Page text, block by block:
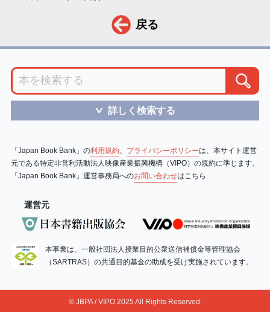
戻る
＞ 詳しく検索する
「Japan Book Bank」の利用規約、 プライバシーポリシーは、本サイト運営
元である特定非営利活動法人映像産業振興機構（VIPO）の規約に準じます。
「Japan Book Bank」運営事務局へのお問い合わせはこちら
運営元
本事業は、一般社団法人授業目的公衆送信補償金等管理協会
（SARTRAS）の共通目的基金の助成を受け実施されています。
© JBPA / VIPO 2025 All Rights Reserved.